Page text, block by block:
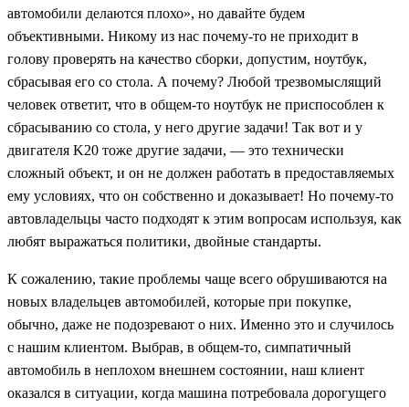
автомобили делаются плохо», но давайте будем
объективными. Никому из нас почему-то не приходит в
голову проверять на качество сборки, допустим, ноутбук,
сбрасывая его со стола. А почему? Любой трезвомыслящий
человек ответит, что в общем-то ноутбук не приспособлен к
сбрасыванию со стола, у него другие задачи! Так вот и у
двигателя K20 тоже другие задачи, — это технически
сложный объект, и он не должен работать в предоставляемых
ему условиях, что он собственно и доказывает! Но почему-то
автовладельцы часто подходят к этим вопросам используя, как
любят выражаться политики, двойные стандарты.
К сожалению, такие проблемы чаще всего обрушиваются на
новых владельцев автомобилей, которые при покупке,
обычно, даже не подозревают о них. Именно это и случилось
с нашим клиентом. Выбрав, в общем-то, симпатичный
автомобиль в неплохом внешнем состоянии, наш клиент
оказался в ситуации, когда машина потребовала дорогущего